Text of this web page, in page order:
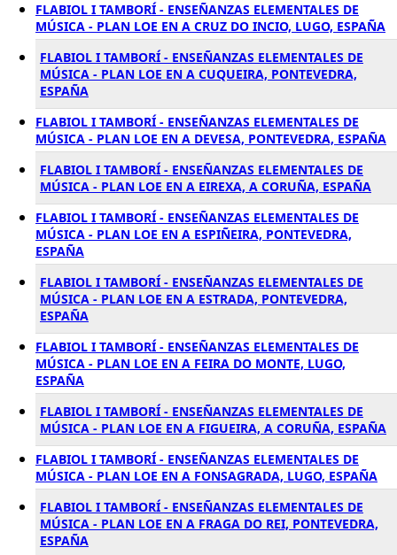
FLABIOL I TAMBORÍ - ENSEÑANZAS ELEMENTALES DE
MÚSICA - PLAN LOE EN A CRUZ DO INCIO, LUGO, ESPAÑA
FLABIOL I TAMBORÍ - ENSEÑANZAS ELEMENTALES DE
MÚSICA - PLAN LOE EN A CUQUEIRA, PONTEVEDRA,
ESPAÑA
FLABIOL I TAMBORÍ - ENSEÑANZAS ELEMENTALES DE
MÚSICA - PLAN LOE EN A DEVESA, PONTEVEDRA, ESPAÑA
FLABIOL I TAMBORÍ - ENSEÑANZAS ELEMENTALES DE
MÚSICA - PLAN LOE EN A EIREXA, A CORUÑA, ESPAÑA
FLABIOL I TAMBORÍ - ENSEÑANZAS ELEMENTALES DE
MÚSICA - PLAN LOE EN A ESPIÑEIRA, PONTEVEDRA,
ESPAÑA
FLABIOL I TAMBORÍ - ENSEÑANZAS ELEMENTALES DE
MÚSICA - PLAN LOE EN A ESTRADA, PONTEVEDRA,
ESPAÑA
FLABIOL I TAMBORÍ - ENSEÑANZAS ELEMENTALES DE
MÚSICA - PLAN LOE EN A FEIRA DO MONTE, LUGO,
ESPAÑA
FLABIOL I TAMBORÍ - ENSEÑANZAS ELEMENTALES DE
MÚSICA - PLAN LOE EN A FIGUEIRA, A CORUÑA, ESPAÑA
FLABIOL I TAMBORÍ - ENSEÑANZAS ELEMENTALES DE
MÚSICA - PLAN LOE EN A FONSAGRADA, LUGO, ESPAÑA
FLABIOL I TAMBORÍ - ENSEÑANZAS ELEMENTALES DE
MÚSICA - PLAN LOE EN A FRAGA DO REI, PONTEVEDRA,
ESPAÑA